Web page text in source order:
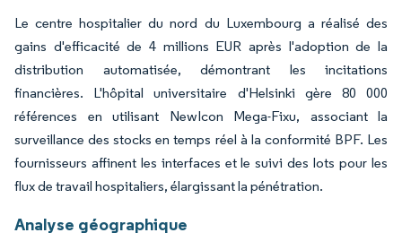
Le centre hospitalier du nord du Luxembourg a réalisé des
gains d'efficacité de 4 millions EUR après l'adoption de la
distribution automatisée, démontrant les incitations
financières. L'hôpital universitaire d'Helsinki gère 80 000
références en utilisant NewIcon Mega-Fixu, associant la
surveillance des stocks en temps réel à la conformité BPF. Les
fournisseurs affinent les interfaces et le suivi des lots pour les
flux de travail hospitaliers, élargissant la pénétration.
Analyse géographique